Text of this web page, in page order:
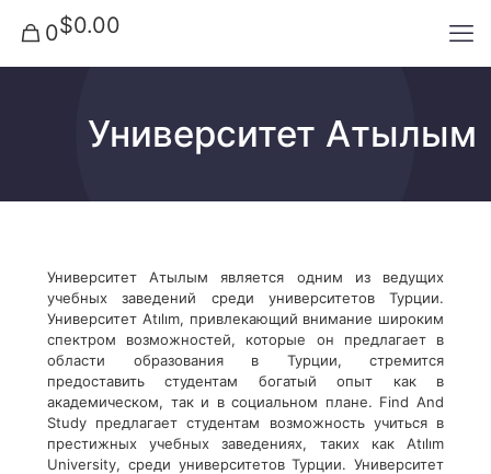
0$0.00
Университет Атылым
Университет Атылым является одним из ведущих
учебных заведений среди университетов Турции.
Университет Atılım, привлекающий внимание широким
спектром возможностей, которые он предлагает в
области образования в Турции, стремится
предоставить студентам богатый опыт как в
академическом, так и в социальном плане. Find And
Study предлагает студентам возможность учиться в
престижных учебных заведениях, таких как Atılım
University, среди университетов Турции. Университет